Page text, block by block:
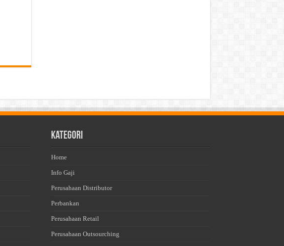
Kategori
Home
Info Gaji
Perusahaan Distributor
Perbankan
Perusahaan Retail
Perusahaan Outsourching